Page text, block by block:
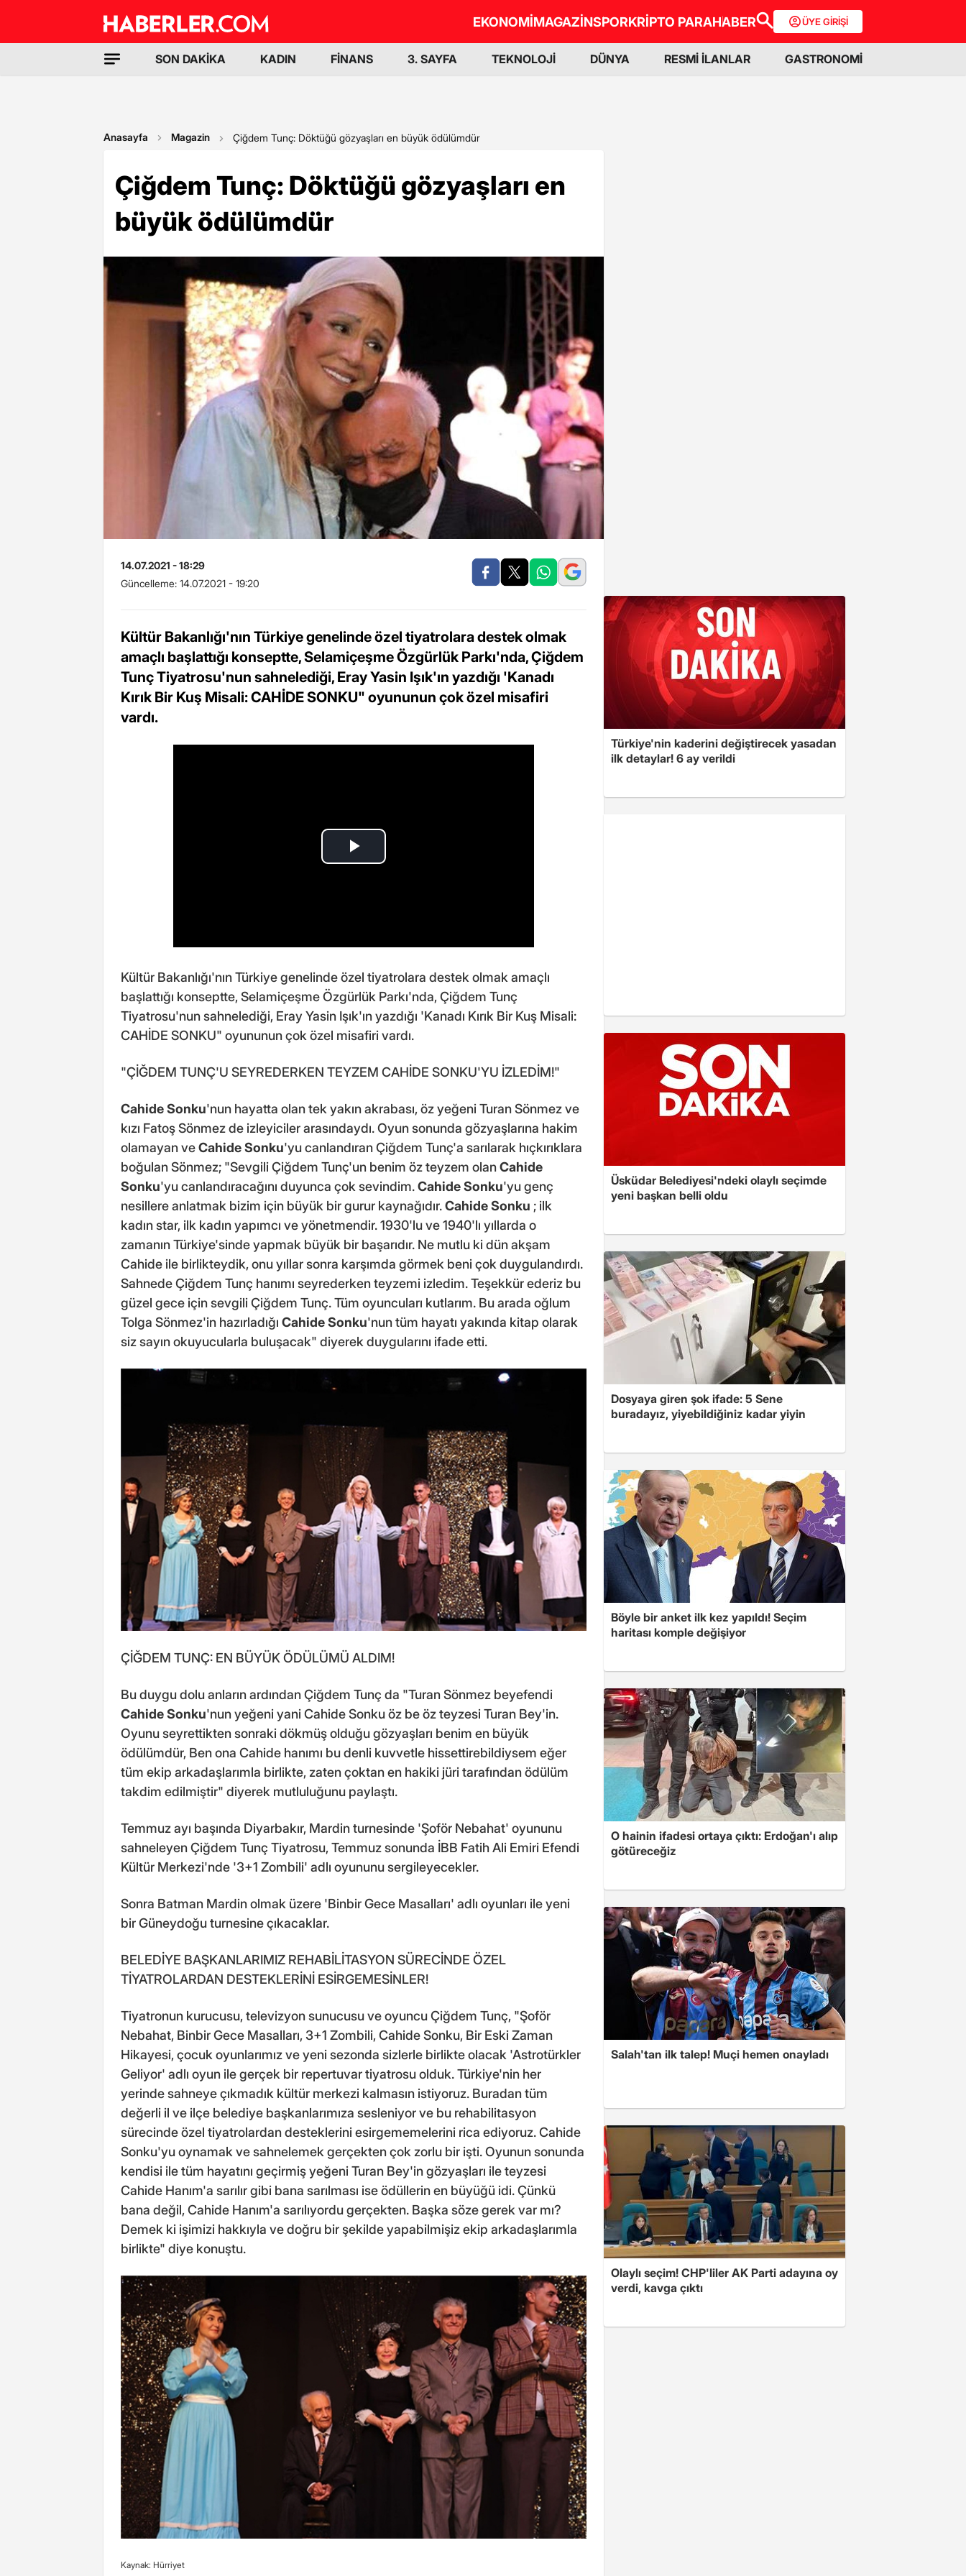
EKONOMİMAGAZİNSPORKRİPTO PARAHABER ÜYE GİRİŞİ
SON DAKİKA KADIN FİNANS 3. SAYFA TEKNOLOJİ DÜNYA RESMİ İLANLAR GASTRONOMİ
Anasayfa Magazin Çiğdem Tunç: Döktüğü gözyaşları en büyük ödülümdür
Çiğdem Tunç: Döktüğü gözyaşları en
büyük ödülümdür
14.07.2021 - 18:29
Güncelleme: 14.07.2021 - 19:20
Kültür Bakanlığı'nın Türkiye genelinde özel tiyatrolara destek olmak
amaçlı başlattığı konseptte, Selamiçeşme Özgürlük Parkı'nda, Çiğdem
Tunç Tiyatrosu'nun sahnelediği, Eray Yasin Işık'ın yazdığı 'Kanadı
Kırık Bir Kuş Misali: CAHİDE SONKU" oyununun çok özel misafiri
vardı.
Kültür Bakanlığı'nın Türkiye genelinde özel tiyatrolara destek olmak amaçlı
başlattığı konseptte, Selamiçeşme Özgürlük Parkı'nda, Çiğdem Tunç
Tiyatrosu'nun sahnelediği, Eray Yasin Işık'ın yazdığı 'Kanadı Kırık Bir Kuş Misali:
CAHİDE SONKU" oyununun çok özel misafiri vardı.
"ÇİĞDEM TUNÇ'U SEYREDERKEN TEYZEM CAHİDE SONKU'YU İZLEDİM!"
Cahide Sonku'nun hayatta olan tek yakın akrabası, öz yeğeni Turan Sönmez ve
kızı Fatoş Sönmez de izleyiciler arasındaydı. Oyun sonunda gözyaşlarına hakim
olamayan veCahide Sonku'yu canlandıran Çiğdem Tunç'a sarılarak hıçkırıklara
boğulan Sönmez; "Sevgili Çiğdem Tunç'un benim öz teyzem olanCahide
Sonku'yu canlandıracağını duyunca çok sevindim.Cahide Sonku'yu genç
nesillere anlatmak bizim için büyük bir gurur kaynağıdır.Cahide Sonku ; ilk
kadın star, ilk kadın yapımcı ve yönetmendir. 1930'lu ve 1940'lı yıllarda o
zamanın Türkiye'sinde yapmak büyük bir başarıdır. Ne mutlu ki dün akşam
Cahide ile birlikteydik, onu yıllar sonra karşımda görmek beni çok duygulandırdı.
Sahnede Çiğdem Tunç hanımı seyrederken teyzemi izledim. Teşekkür ederiz bu
güzel gece için sevgili Çiğdem Tunç. Tüm oyuncuları kutlarım. Bu arada oğlum
Tolga Sönmez'in hazırladığı Cahide Sonku'nun tüm hayatı yakında kitap olarak
siz sayın okuyucularla buluşacak" diyerek duygularını ifade etti.
ÇİĞDEM TUNÇ: EN BÜYÜK ÖDÜLÜMÜ ALDIM!
Bu duygu dolu anların ardından Çiğdem Tunç da "Turan Sönmez beyefendi
Cahide Sonku'nun yeğeni yani Cahide Sonku öz be öz teyzesi Turan Bey'in.
Oyunu seyrettikten sonraki dökmüş olduğu gözyaşları benim en büyük
ödülümdür, Ben ona Cahide hanımı bu denli kuvvetle hissettirebildiysem eğer
tüm ekip arkadaşlarımla birlikte, zaten çoktan en hakiki jüri tarafından ödülüm
takdim edilmiştir" diyerek mutluluğunu paylaştı.
Temmuz ayı başında Diyarbakır, Mardin turnesinde 'Şoför Nebahat' oyununu
sahneleyen Çiğdem Tunç Tiyatrosu, Temmuz sonunda İBB Fatih Ali Emiri Efendi
Kültür Merkezi'nde '3+1 Zombili' adlı oyununu sergileyecekler.
Sonra Batman Mardin olmak üzere 'Binbir Gece Masalları' adlı oyunları ile yeni
bir Güneydoğu turnesine çıkacaklar.
BELEDİYE BAŞKANLARIMIZ REHABİLİTASYON SÜRECİNDE ÖZEL
TİYATROLARDAN DESTEKLERİNİ ESİRGEMESİNLER!
Tiyatronun kurucusu, televizyon sunucusu ve oyuncu Çiğdem Tunç, "Şoför
Nebahat, Binbir Gece Masalları, 3+1 Zombili, Cahide Sonku, Bir Eski Zaman
Hikayesi, çocuk oyunlarımız ve yeni sezonda sizlerle birlikte olacak 'Astrotürkler
Geliyor' adlı oyun ile gerçek bir repertuvar tiyatrosu olduk. Türkiye'nin her
yerinde sahneye çıkmadık kültür merkezi kalmasın istiyoruz. Buradan tüm
değerli il ve ilçe belediye başkanlarımıza sesleniyor ve bu rehabilitasyon
sürecinde özel tiyatrolardan desteklerini esirgememelerini rica ediyoruz. Cahide
Sonku'yu oynamak ve sahnelemek gerçekten çok zorlu bir işti. Oyunun sonunda
kendisi ile tüm hayatını geçirmiş yeğeni Turan Bey'in gözyaşları ile teyzesi
Cahide Hanım'a sarılır gibi bana sarılması ise ödüllerin en büyüğü idi. Çünkü
bana değil, Cahide Hanım'a sarılıyordu gerçekten. Başka söze gerek var mı?
Demek ki işimizi hakkıyla ve doğru bir şekilde yapabilmişiz ekip arkadaşlarımla
birlikte" diye konuştu.
Kaynak: Hürriyet
Türkiye'nin kaderini değiştirecek yasadan
ilk detaylar! 6 ay verildi
Üsküdar Belediyesi'ndeki olaylı seçimde
yeni başkan belli oldu
Dosyaya giren şok ifade: 5 Sene
buradayız, yiyebildiğiniz kadar yiyin
Böyle bir anket ilk kez yapıldı! Seçim
haritası komple değişiyor
O hainin ifadesi ortaya çıktı: Erdoğan'ı alıp
götüreceğiz
Salah'tan ilk talep! Muçi hemen onayladı
Olaylı seçim! CHP'liler AK Parti adayına oy
verdi, kavga çıktı